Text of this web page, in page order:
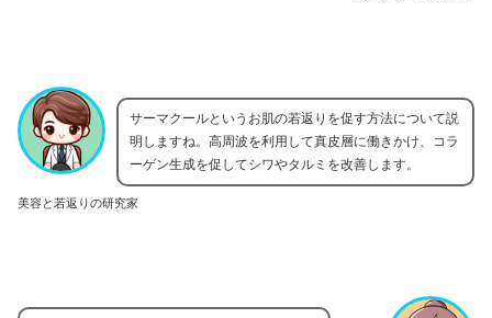
美容と若返りの研究家
サーマクールというお肌の若返りを促す方法について説
明しますね。高周波を利用して真皮層に働きかけ、コラ
ーゲン生成を促してシワやタルミを改善します。